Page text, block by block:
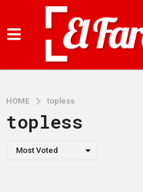
HOME topless
topless
Most Voted